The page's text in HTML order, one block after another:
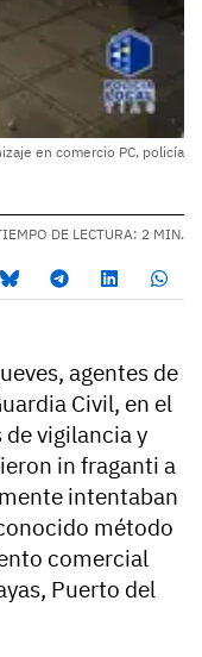
en comercio PC, policía
DE LECTURA: 2 MIN.
agentes de
Civil, en el
vigilancia y
in fraganti a
intentaban
método
comercial
Puerto del